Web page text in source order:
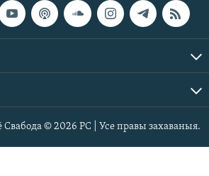
Свабода © 2026 РС | Усе правы захаваныя.